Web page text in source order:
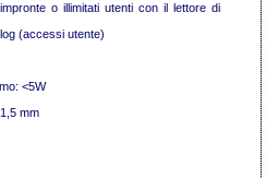
o illimitati utenti con il lettore di
(accessi utente)
<5W
mm